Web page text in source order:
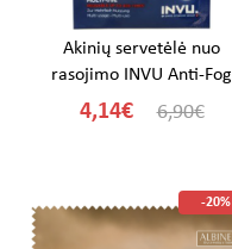
Akinių servetėlė nuo
rasojimo INVU Anti-Fog
4,14€ 6,90€
-20%